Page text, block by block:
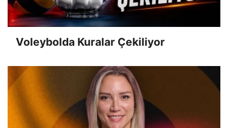
Voleybolda Kuralar Çekiliyor